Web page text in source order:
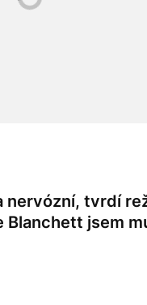
nervózní, tvrdí
Blanchett jsem